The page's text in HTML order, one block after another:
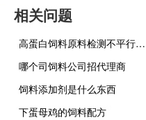
相关问题
高蛋白饲料原料检测不平行原因
哪个司饲料公司招代理商
饲料添加剂是什么东西
下蛋母鸡的饲料配方